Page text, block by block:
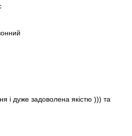
і дуже задоволена якістю ))) та